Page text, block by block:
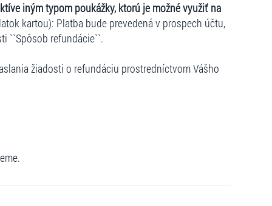
iným typom poukážky, ktorú je možné využiť na
kartou): Platba bude prevedená v prospech účtu,
``Spôsob refundácie``.
žiadosti o refundáciu prostredníctvom Vášho